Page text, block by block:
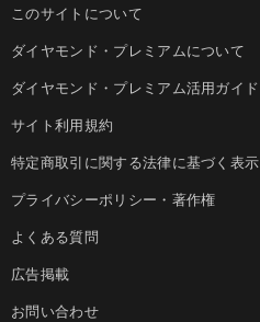
このサイトについて
ダイヤモンド・プレミアムについて
ダイヤモンド・プレミアム活用ガイド
サイト利用規約
特定商取引に関する法律に基づく表示
プライバシーポリシー・著作権
よくある質問
広告掲載
お問い合わせ